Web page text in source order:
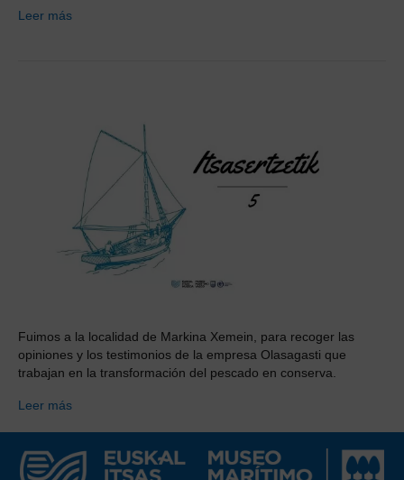
Leer más
Fuimos a la localidad de Markina Xemein, para recoger las
opiniones y los testimonios de la empresa Olasagasti que
trabajan en la transformación del pescado en conserva.
Leer más